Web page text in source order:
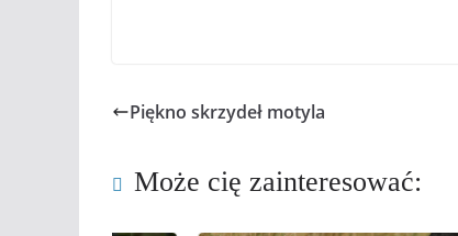
Piękno skrzydeł motyla
Może cię zainteresować: